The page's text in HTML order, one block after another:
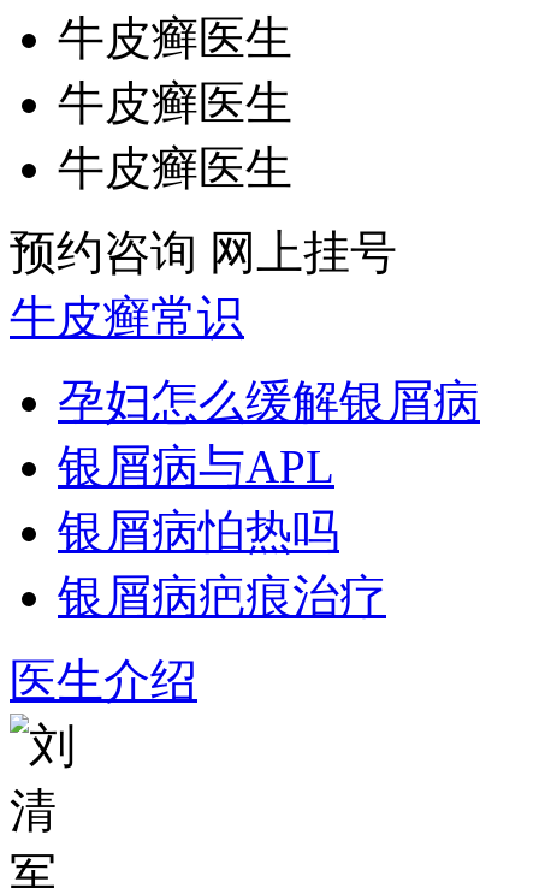
牛皮癣医生
牛皮癣医生
牛皮癣医生
预约咨询 网上挂号
牛皮癣常识
孕妇怎么缓解银屑病
银屑病与APL
银屑病怕热吗
银屑病疤痕治疗
医生介绍